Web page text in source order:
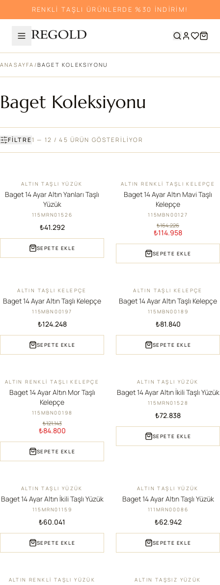
RENKLİ TAŞLI ÜRÜNLERDE %30 İNDİRİM!
ANASAYFA /BAGET KOLEKSIYONU
Baget Koleksiyonu
FILTRE1 — 12 / 45 ÜRÜN GÖSTERİLİYOR
YENIALTIN TAŞLI YÜZÜK
Baget 14 Ayar Altın Yanları Taşlı
Yüzük
115MRN01526
₺41.292
SEPETE EKLE
İNDIRIM
ALTIN RENKLI TAŞLI KELEPÇE
Baget 14 Ayar Altın Mavi Taşlı
Kelepçe
115MBN00127
₺164.226
₺114.958
SEPETE EKLE
YENI
ALTIN TAŞLI KELEPÇE
Baget 14 Ayar Altın Taşlı Kelepçe
115MBN00197
₺124.248
SEPETE EKLE
YENI
ALTIN TAŞLI KELEPÇE
Baget 14 Ayar Altın Taşlı Kelepçe
115MBN00189
₺81.840
SEPETE EKLE
İNDIRIM
ALTIN RENKLI TAŞLI KELEPÇE
Baget 14 Ayar Altın Mor Taşlı
Kelepçe
115MBN00198
₺121.143
₺84.800
SEPETE EKLE
YENIALTIN TAŞLI YÜZÜK
Baget 14 Ayar Altın İkili Taşlı Yüzük
115MRN01528
₺72.838
SEPETE EKLE
YENIALTIN TAŞLI YÜZÜK
Baget 14 Ayar Altın İkili Taşlı Yüzük
115MRN01159
₺60.041
SEPETE EKLE
YENIALTIN TAŞLI YÜZÜK
Baget 14 Ayar Altın Taşlı Yüzük
111MRN00086
₺62.942
SEPETE EKLE
İNDIRIM
ALTIN RENKLI TAŞLI YÜZÜK YENI
ALTIN TAŞSIZ YÜZÜK